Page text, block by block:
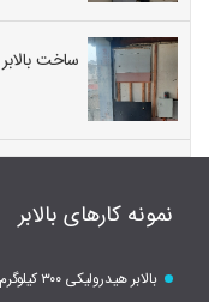
ساخت
نمونه کارهای بالابر
بالابر هیدرولیکی ۳۰۰ کیلوگرم در پارک علم و فناوری گرمدره کرج